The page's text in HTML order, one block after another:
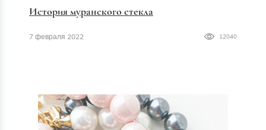
История муранского стекла
7 февраля 2022 12040